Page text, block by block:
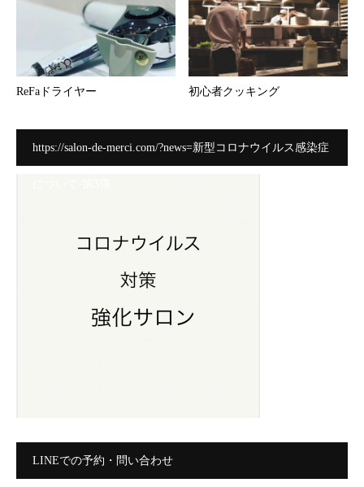
ReFaドライヤー 初心者クッキング
https://salon-de-merci.com/?news=新型コロナウイルス感染症
LINEでの予約・問い合わせ